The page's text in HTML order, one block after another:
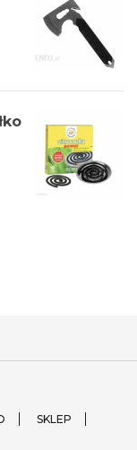
SKLEP